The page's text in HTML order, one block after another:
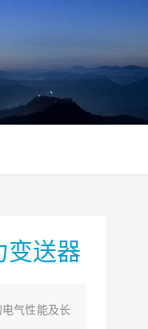
变送器
气性能及长